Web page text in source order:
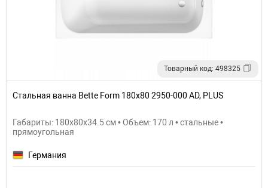
Товарный код: 498325
Стальная ванна Bette Form 180x80 2950-000 AD, PLUS
Габариты: 180x80x34.5 см • Объем: 170 л • стальные •
прямоугольная
Германия